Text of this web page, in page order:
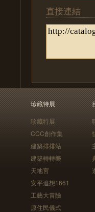
直接連結
珍藏特展
珍藏特展
CCC創作集
建築排排站
建築轉轉樂
天地宮
安平追想1661
工藝大冒險
原住民儀式